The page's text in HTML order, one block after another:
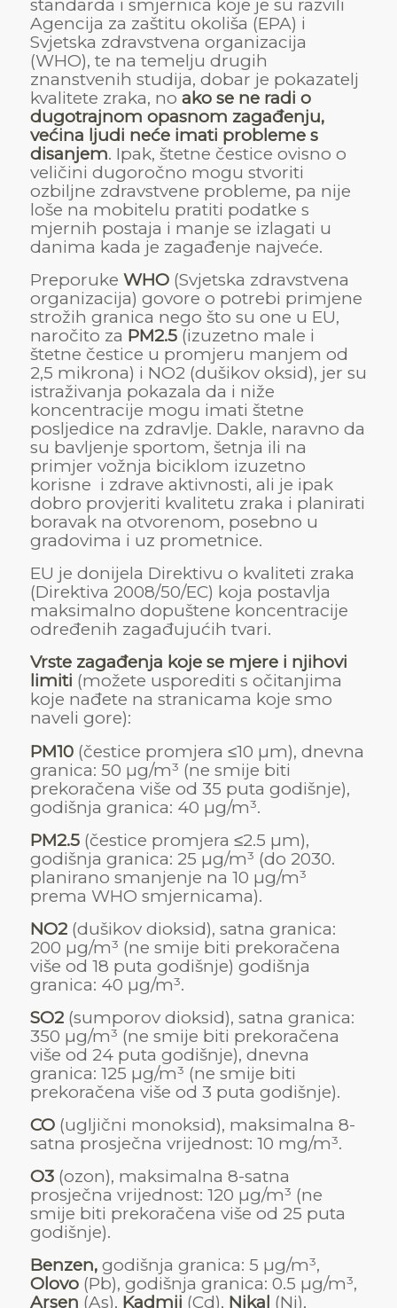
standarda i smjernica koje je su razvili
Agencija za zaštitu okoliša (EPA) i
Svjetska zdravstvena organizacija
(WHO), te na temelju drugih
znanstvenih studija, dobar je pokazatelj
kvalitete zraka, no ako se ne radi o
dugotrajnom opasnom zagađenju,
većina ljudi neće imati probleme s
disanjem. Ipak, štetne čestice ovisno o
veličini dugoročno mogu stvoriti
ozbiljne zdravstvene probleme, pa nije
loše na mobitelu pratiti podatke s
mjernih postaja i manje se izlagati u
danima kada je zagađenje najveće.
Preporuke WHO(Svjetska zdravstvena
organizacija) govore o potrebi primjene
strožih granica nego što su one u EU,
naročito za PM2.5(izuzetno male i
štetne čestice u promjeru manjem od
2,5 mikrona) i NO2 (dušikov oksid), jer su
istraživanja pokazala da i niže
koncentracije mogu imati štetne
posljedice na zdravlje. Dakle, naravno da
su bavljenje sportom, šetnja ili na
primjer vožnja biciklom izuzetno
korisne i zdrave aktivnosti, ali je ipak
dobro provjeriti kvalitetu zraka i planirati
boravak na otvorenom, posebno u
gradovima i uz prometnice.
EU je donijela Direktivu o kvaliteti zraka
(Direktiva 2008/50/EC) koja postavlja
maksimalno dopuštene koncentracije
određenih zagađujućih tvari.
Vrste zagađenja koje se mjere i njihovi
limiti (možete usporediti s očitanjima
koje nađete na stranicama koje smo
naveli gore):
PM10(čestice promjera ≤10 µm), dnevna
granica: 50 µg/m³ (ne smije biti
prekoračena više od 35 puta godišnje),
godišnja granica: 40 µg/m³.
PM2.5(čestice promjera ≤2.5 µm),
godišnja granica: 25 µg/m³ (do 2030.
planirano smanjenje na 10 µg/m³
prema WHO smjernicama).
NO2(dušikov dioksid), satna granica:
200 µg/m³ (ne smije biti prekoračena
više od 18 puta godišnje) godišnja
granica: 40 µg/m³.
SO2(sumporov dioksid), satna granica:
350 µg/m³ (ne smije biti prekoračena
više od 24 puta godišnje), dnevna
granica: 125 µg/m³ (ne smije biti
prekoračena više od 3 puta godišnje).
CO(ugljični monoksid), maksimalna 8-
satna prosječna vrijednost: 10 mg/m³.
O3(ozon), maksimalna 8-satna
prosječna vrijednost: 120 µg/m³ (ne
smije biti prekoračena više od 25 puta
godišnje).
Benzen,godišnja granica: 5 µg/m³,
Olovo(Pb), godišnja granica: 0.5 µg/m³,
Arsen (As), Kadmij (Cd), Nikal (Ni),